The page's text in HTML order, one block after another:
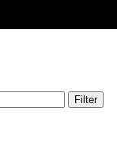
Filter